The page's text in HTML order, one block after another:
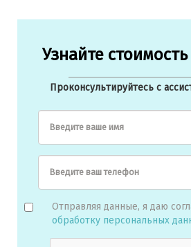
Узнайте
Проконсультируйтесь с
Введите ваше имя
Введите ваш телефон
Отправляя данные, я даю
обработку персональных